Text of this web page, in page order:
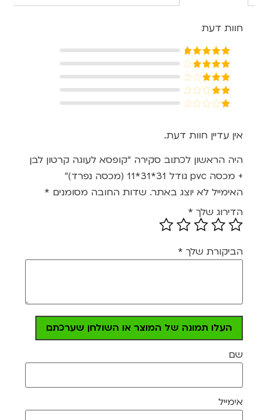
חוות דעת
דורג5מתוך
5
דורג4
מתוך 5
דורג3
מתוך 5
דורג
מתוך
5
אין עדיין חוות דעת.
היה הראשון לכתוב סקירה “קופסא לעוגה קרטון לבן
+ מכסה pvc גודל 31*31*11 (מכסה נפרד)”
האימייל לא יוצג באתר. שדות החובה מסומנים *
הדירוג שלך *
הביקורת שלך *
העלו תמונה של המוצר או השולחן שערכתם
שם
אימייל